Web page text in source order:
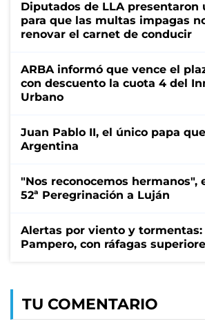
Diputados de LLA presentaron
para que las multas impagas
renovar el carnet de conducir
ARBA informó que vence el
con descuento la cuota 4 del
Urbano
Juan Pablo II, el único papa
Argentina
"Nos reconocemos hermanos",
52ª Peregrinación a Luján
Alertas por viento y tormentas:
Pampero, con ráfagas
TU COMENTARIO